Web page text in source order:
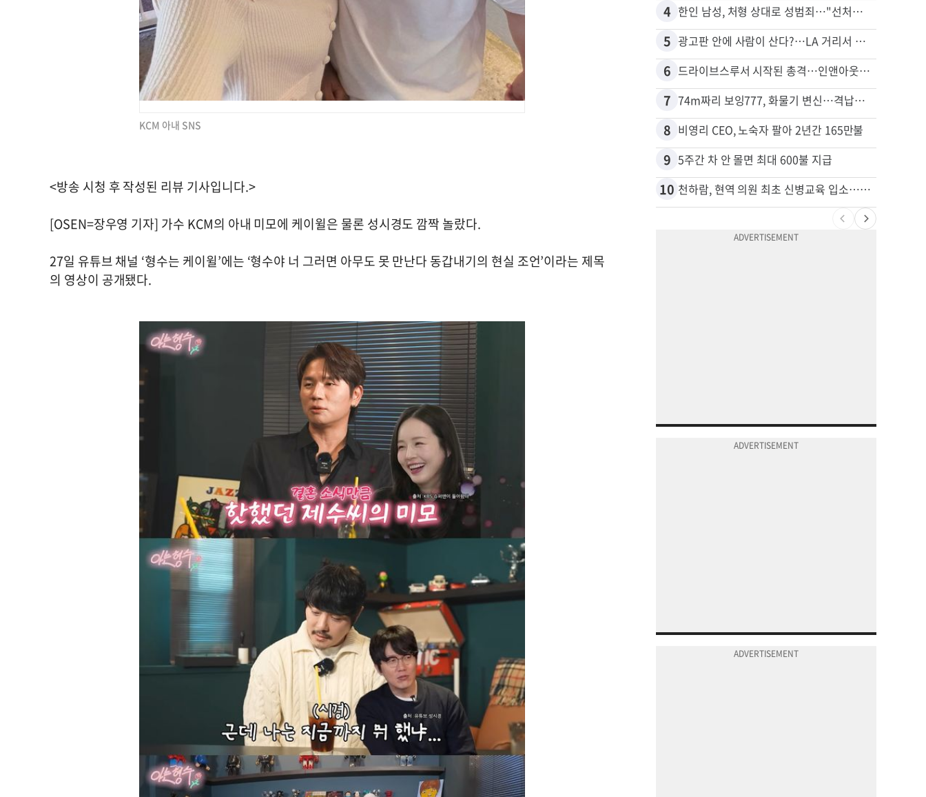
KCM 아내 SNS
<방송 시청 후 작성된 리뷰 기사입니다.>
[OSEN=장우영 기자] 가수 KCM의 아내 미모에 케이윌은 물론 성시경도 깜짝 놀랐다.
27일 유튜브 채널 ‘형수는 케이윌’에는 ‘형수야 너 그러면 아무도 못 만난다 동갑내기의 현실 조언’이라는 제목
의 영상이 공개됐다.
4 한인 남성, 처형 상대로 성범죄…"선처해줬더니 배신자 취급"
5 광고판 안에 사람이 산다?…LA 거리서 화제
6 드라이브스루서 시작된 총격…인앤아웃 참사 영상 공개
7 74m짜리 보잉777, 화물기 변신…격납고서 ‘보물’ 찾는 인천공항
8 비영리 CEO, 노숙자 팔아 2년간 165만불
9 5주간 차 안 몰면 최대 600불 지급
10 천하람, 현역 의원 최초 신병교육 입소…논산서 2박3일 생활